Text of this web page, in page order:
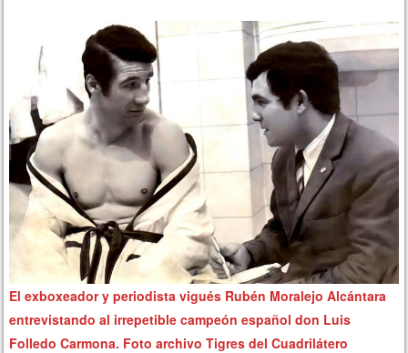
El exboxeador y periodista vigués Rubén Moralejo Alcántara
entrevistando al irrepetible campeón español don Luis
Folledo Carmona. Foto archivo Tigres del Cuadrilátero